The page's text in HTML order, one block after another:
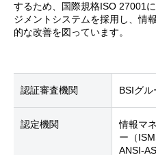
するため、国際規格ISO 27001
ジメントシステムを採用し、情
的な改善を図っています。
認証審査機関 BSIグ
認定機関
情報マ
ー（
ANSI-